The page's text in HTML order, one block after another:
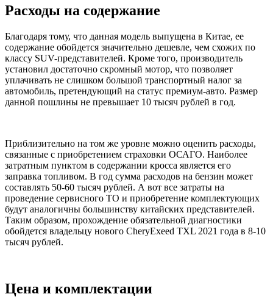
Расходы на содержание
Благодаря тому, что данная модель выпущена в Китае, ее
содержание обойдется значительно дешевле, чем схожих по
классу SUV-представителей. Кроме того, производитель
установил достаточно скромный мотор, что позволяет
уплачивать не слишком большой транспортный налог за
автомобиль, претендующий на статус премиум-авто. Размер
данной пошлины не превышает 10 тысяч рублей в год.
Приблизительно на том же уровне можно оценить расходы,
связанные с приобретением страховки ОСАГО. Наиболее
затратным пунктом в содержании кросса является его
заправка топливом. В год сумма расходов на бензин может
составлять 50-60 тысяч рублей. А вот все затраты на
проведение сервисного ТО и приобретение комплектующих
будут аналогичны большинству китайских представителей.
Таким образом, прохождение обязательной диагностики
обойдется владельцу нового CheryExeed TXL 2021 года в 8-10
тысяч рублей.
Цена и комплектации